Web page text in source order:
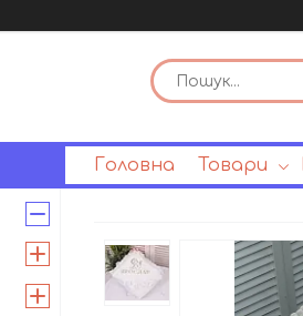
Головна Товари